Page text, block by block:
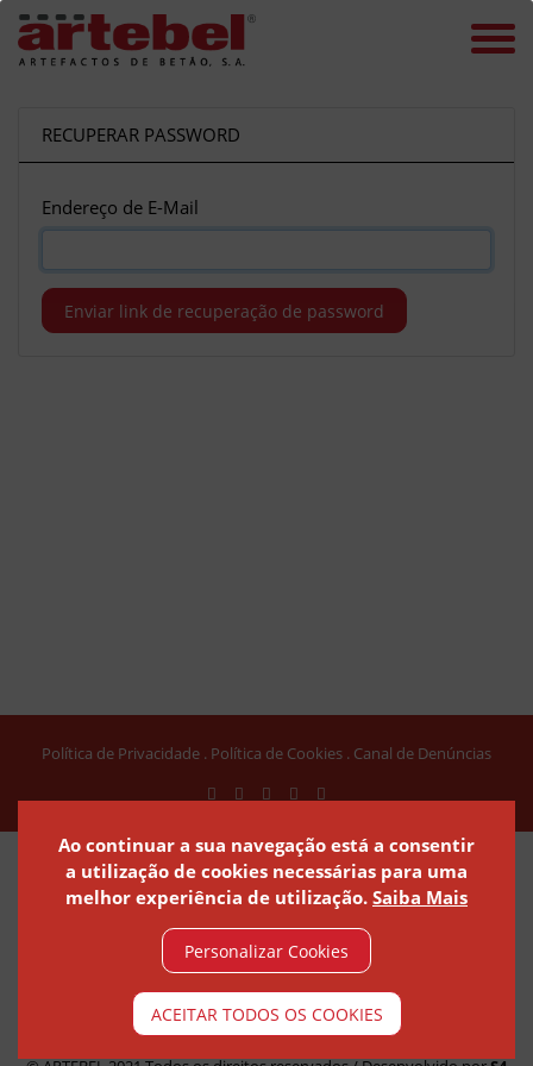
RECUPERAR PASSWORD
Endereço de E-Mail
Enviar link de recuperação de password
Política de Privacidade Política de Cookies Canal de Denúncias
© ARTEBEL 2021 - ARTEFACTOS DE BETÃO
Ao continuar a sua navegação está a consentir
a utilização de cookies necessárias para uma
melhor experiência de utilização. Saiba Mais
Personalizar Cookies
ACEITAR TODOS OS COOKIES